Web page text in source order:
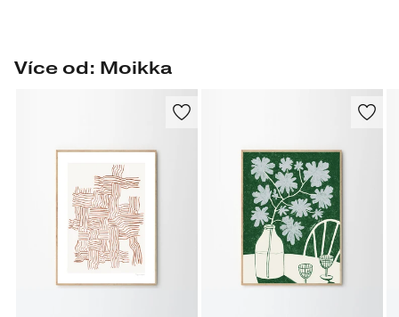
Více od: Moikka